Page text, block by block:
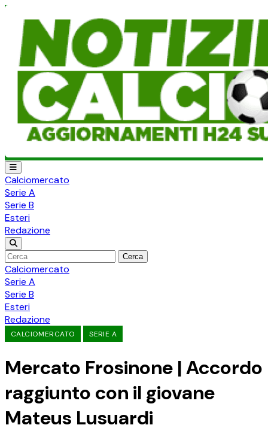
Calciomercato
Serie A
Serie B
Esteri
Redazione
Cerca
Calciomercato
Serie A
Serie B
Esteri
Redazione
CALCIOMERCATO SERIE A
Mercato Frosinone | Accordo
raggiunto con il giovane
Mateus Lusuardi